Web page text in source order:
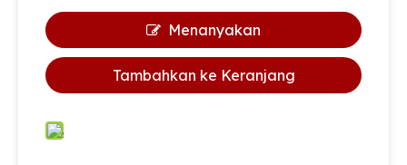
Menanyakan
Tambahkan ke Keranjang